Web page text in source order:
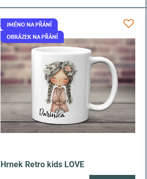
JMÉNO NA PŘÁNÍ
OBRÁZEK NA PŘÁNÍ
Hrnek Retro kids LOVE